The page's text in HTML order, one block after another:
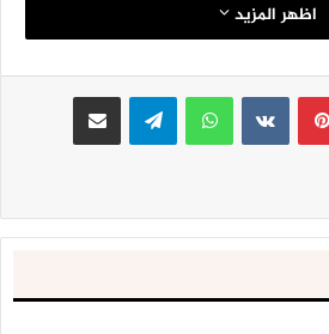
على منطقة حوزان بمديرية ذباب
اظهر المزيد
بينتيريست واتساب تيلقرام مشاركة عبر البريد